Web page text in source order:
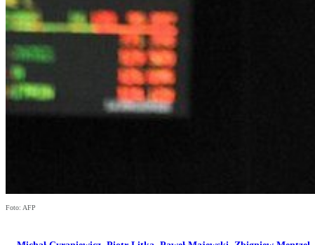
Foto: AFP